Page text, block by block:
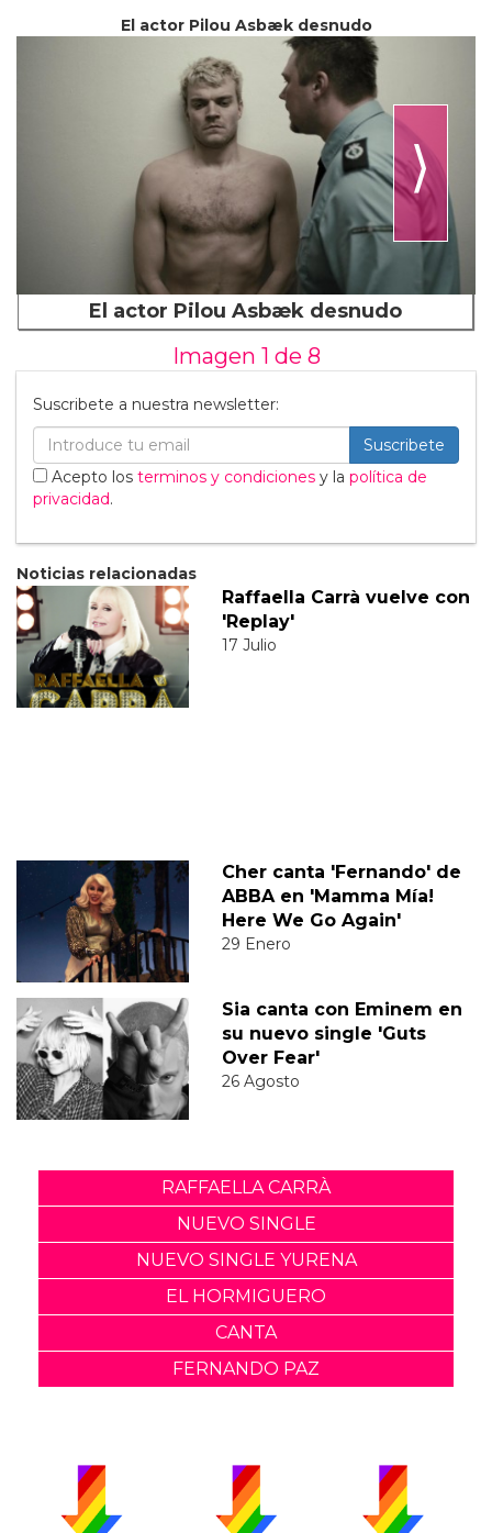
El actor Pilou Asbæk desnudo
⟩
El actor Pilou Asbæk desnudo
Imagen 1 de 8
Suscribete a nuestra newsletter:
Suscribete
Acepto los terminos y condiciones y la política de
privacidad.
Noticias relacionadas
Raffaella Carrà vuelve con
'Replay'
17 Julio
Cher canta 'Fernando' de
ABBA en 'Mamma Mía!
Here We Go Again'
29 Enero
Sia canta con Eminem en
su nuevo single 'Guts
Over Fear'
26 Agosto
RAFFAELLA CARRÀ
NUEVO SINGLE
NUEVO SINGLE YURENA
EL HORMIGUERO
CANTA
FERNANDO PAZ